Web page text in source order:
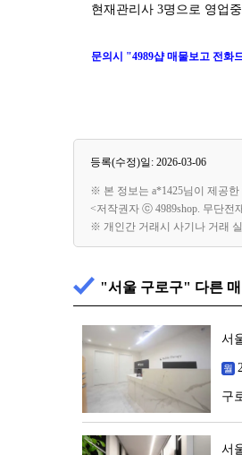
현재관리사 3명으로 영업
문의시 "4989샵 매물보고 전화
등록(수정)일: 2026-03-06
※ 본 정보는 a*1425님이 제공
<저작권자 ⓒ 4989shop. 무단전
※ 개인간 거래시 사기나 거래
"서울 구로구" 다른
서
구
서